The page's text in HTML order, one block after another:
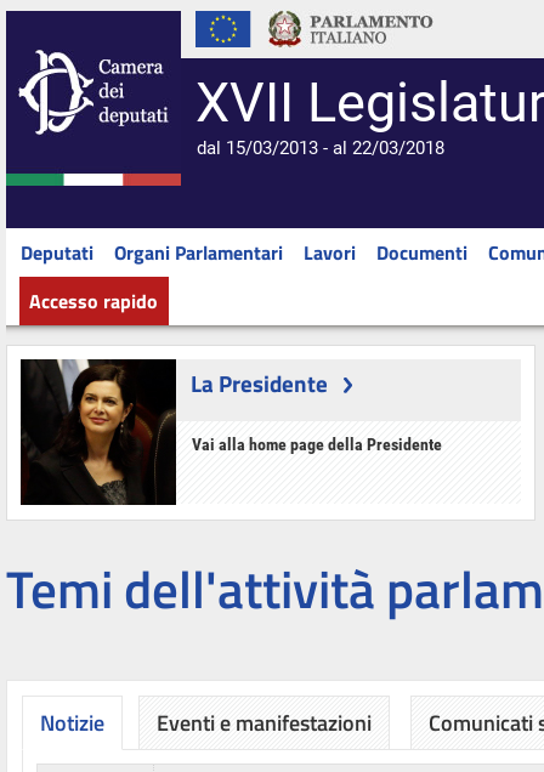
XVII
dal 15/03/2013 - al 22/03/2018
Deputati Organi Parlamentari Lavori Documenti
Accesso rapido
La Presidente
Vai alla home page della Presidente
Temi dell'attività
Notizie Eventi e manifestazioni Comunicati